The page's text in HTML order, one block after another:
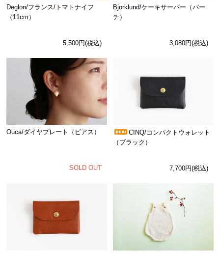
Deglon/フランス/トマトナイフ
（11cm）
5,500円(税込)
Bjorklund/ケーキサーバー（バー
チ）
3,080円(税込)
Ouca/ダイヤプレート（ピアス）
SOLD OUT
CINQ/コンパクトウォレット
（ブラック）
7,700円(税込)